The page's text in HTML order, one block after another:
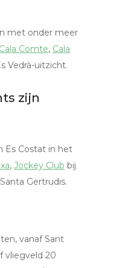
met onder meer
Cala Comte, Cala
Vedrà-uitzicht.
zijn
Es Costat in het
, Jockey Club bij
Gertrudis.
vanaf Sant
vliegveld 20